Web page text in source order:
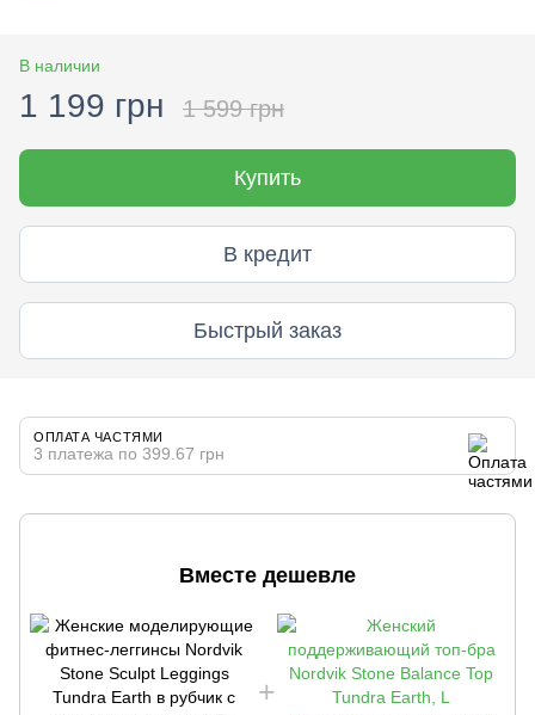
В наличии
1 199 грн 1 599 грн
Купить
В кредит
Быстрый заказ
ОПЛАТА ЧАСТЯМИ
3 платежа по 399.67 грн
Вместе дешевле